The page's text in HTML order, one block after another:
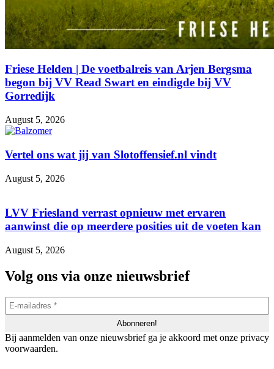
Friese Helden | De voetbalreis van Arjen Bergsma
begon bij VV Read Swart en eindigde bij VV
Gorredijk
August 5, 2026
Vertel ons wat jij van Slotoffensief.nl vindt
August 5, 2026
LVV Friesland verrast opnieuw met ervaren
aanwinst die op meerdere posities uit de voeten kan
August 5, 2026
Volg ons via onze nieuwsbrief
Bij aanmelden van onze nieuwsbrief ga je akkoord met onze privacy
voorwaarden.